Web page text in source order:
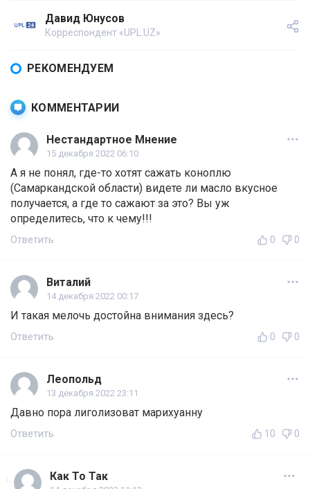
Давид Юнусов
Корреспондент «UPL.UZ»
РЕКОМЕНДУЕМ
КОММЕНТАРИИ
Нестандартное Мнение
15 декабря 2022 06:10
А я не понял, где-то хотят сажать коноплю
(Самаркандской области) видете ли масло вкусное
получается, а где то сажают за это? Вы уж
определитесь, что к чему!!!
Ответить 0 0
Виталий
14 декабря 2022 00:17
И такая мелочь достойна внимания здесь?
Ответить 0 0
Леопольд
13 декабря 2022 23:11
Давно пора лиголизоват марихуанну
Ответить 10 0
Как То Так